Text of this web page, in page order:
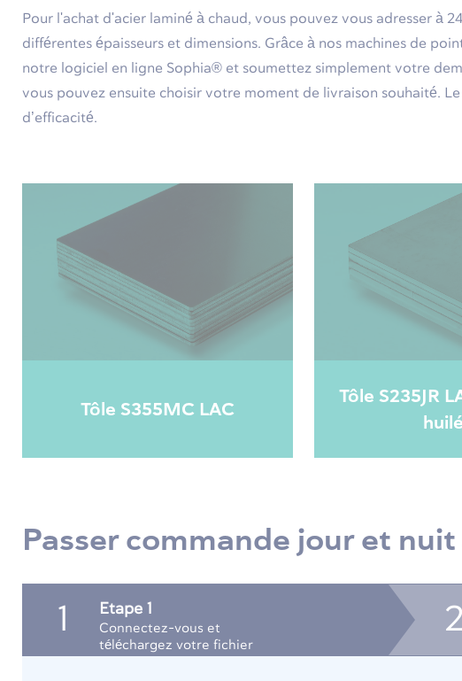
Pour l'achat d'acier laminé à chaud, vous pouvez vous adresser à
différentes épaisseurs et dimensions. Grâce à nos machines de
notre logiciel en ligne Sophia® et soumettez simplement votre
vous pouvez ensuite choisir votre moment de livraison souhaité.
d’efficacité.
Tôle S355MC LAC
Tôle S235JR
Passer commande jour et
1 Etape 1
Connectez-vous et
téléchargez votre fichier
2